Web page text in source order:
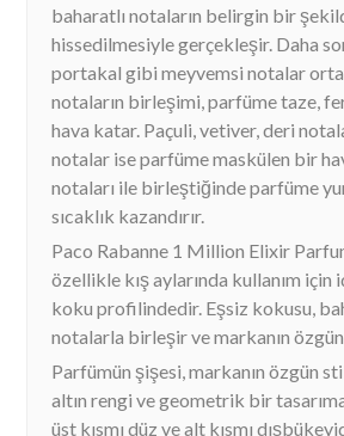
baharatlı notaların belirgin bir
hissedilmesiyle gerçekleşir. Daha
portakal gibi meyvemsi notalar
notaların birleşimi, parfüme taze,
hava katar. Paçuli, vetiver, deri
notalar ise parfüme maskülen bir
notaları ile birleştiğinde parfüme
sıcaklık kazandırır.
Paco Rabanne 1 Million Elixir
özellikle kış aylarında kullanım için
koku profilindedir. Eşsiz kokusu,
notalarla birleşir ve markanın özgün
Parfümün şişesi, markanın özgün
altın rengi ve geometrik bir
üst kısmı düz ve alt kısmı